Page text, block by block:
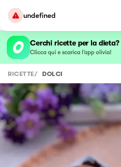
undefined
Cerchi ricette per la dieta?
Clicca qui e scarica l’app olivia!
RICETTE/ DOLCI